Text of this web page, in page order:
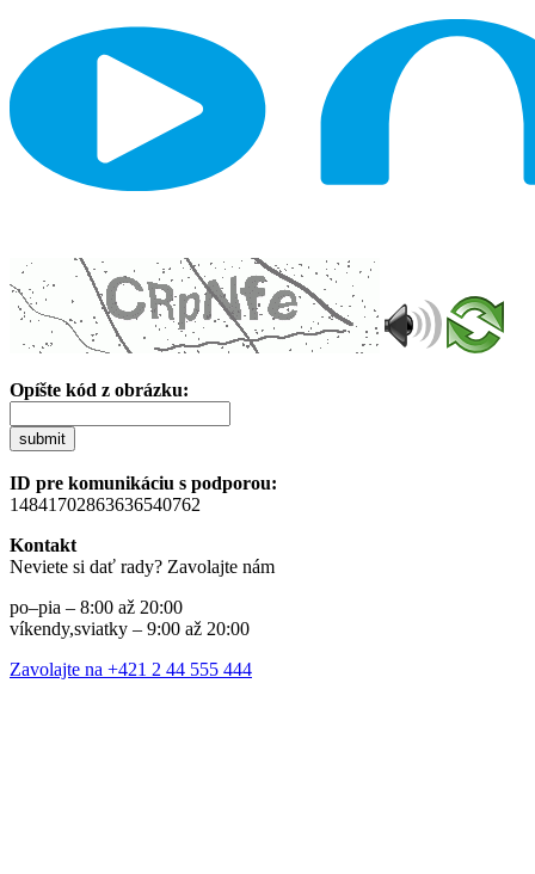
Opíšte kód z obrázku:
submit
ID pre komunikáciu s podporou:
14841702863636540762
Kontakt
Neviete si dať rady? Zavolajte nám
po–pia – 8:00 až 20:00
víkendy,sviatky – 9:00 až 20:00
Zavolajte na +421 2 44 555 444